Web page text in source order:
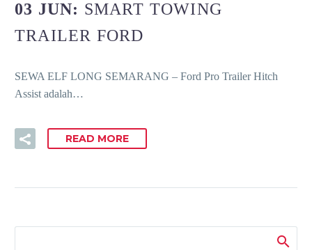
03 JUN: SMART TOWING
TRAILER FORD
SEWA ELF LONG SEMARANG – Ford Pro Trailer Hitch
Assist adalah…
READ MORE